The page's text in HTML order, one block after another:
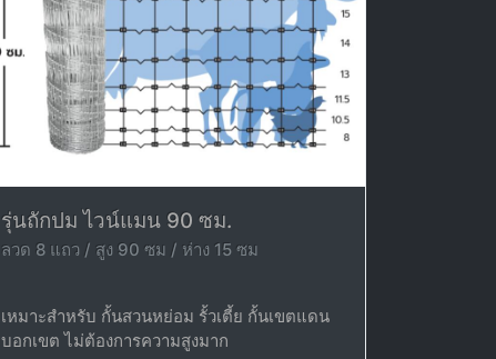
รุ่นถักปม ไวน์แมน 90 ซม.
ลวด 8 แถว / สูง 90 ซม / ห่าง 15 ซม
เหมาะสำหรับ กั้นสวนหย่อม รั้วเตี้ย กั้นเขตแดน
บอกเขต ไม่ต้องการความสูงมาก